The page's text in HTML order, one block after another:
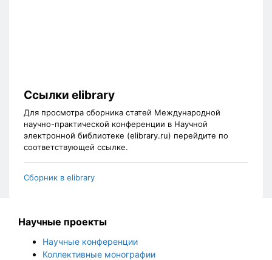
Ссылки elibrary
Для просмотра сборника статей Международной
научно-практической конференции в Научной
электронной библиотеке (elibrary.ru) перейдите по
соответствующей ссылке.
Сборник в elibrary
Научные проекты
Научные конференции
Коллективные монографии